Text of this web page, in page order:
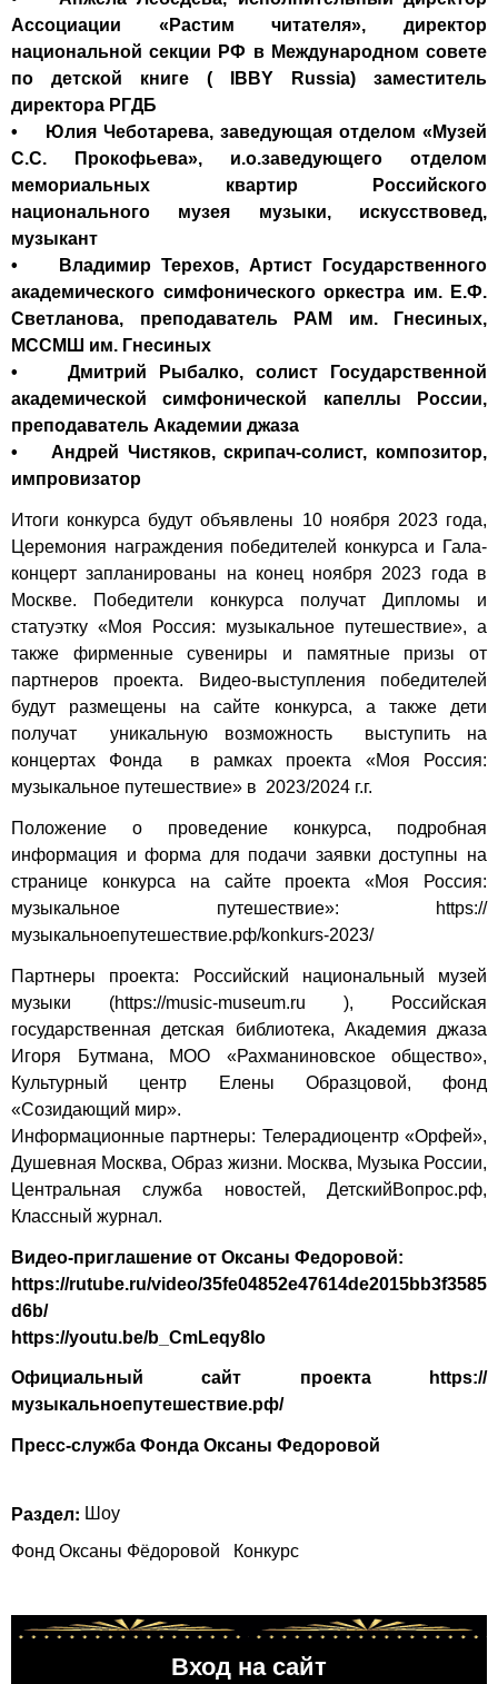
Ассоциации «Растим читателя», директор
национальной секции РФ в Международном совете
по детской книге ( IBBY Russia) заместитель
директора РГДБ
• Юлия Чеботарева, заведующая отделом «Музей
С.С. Прокофьева», и.о.заведующего отделом
мемориальных квартир Российского
национального музея музыки, искусствовед,
музыкант
• Владимир Терехов, Артист Государственного
академического симфонического оркестра им. Е.Ф.
Светланова, преподаватель РАМ им. Гнесиных,
МССМШ им. Гнесиных
• Дмитрий Рыбалко, солист Государственной
академической симфонической капеллы России,
преподаватель Академии джаза
• Андрей Чистяков, скрипач-солист, композитор,
импровизатор
Итоги конкурса будут объявлены 10 ноября 2023 года,
Церемония награждения победителей конкурса и Гала-
концерт запланированы на конец ноября 2023 года в
Москве. Победители конкурса получат Дипломы и
статуэтку «Моя Россия: музыкальное путешествие», а
также фирменные сувениры и памятные призы от
партнеров проекта. Видео-выступления победителей
будут размещены на сайте конкурса, а также дети
получат уникальную возможность выступить на
концертах Фонда в рамках проекта «Моя Россия:
музыкальное путешествие» в 2023/2024 г.г.
Положение о проведение конкурса, подробная
информация и форма для подачи заявки доступны на
странице конкурса на сайте проекта «Моя Россия:
музыкальное путешествие»: https://
музыкальноепутешествие.рф/konkurs-2023/
Партнеры проекта: Российский национальный музей
музыки (https://music-museum.ru ), Российская
государственная детская библиотека, Академия джаза
Игоря Бутмана, МОО «Рахманиновское общество»,
Культурный центр Елены Образцовой, фонд
«Созидающий мир».
Информационные партнеры: Телерадиоцентр «Орфей»,
Душевная Москва, Образ жизни. Москва, Музыка России,
Центральная служба новостей, ДетскийВопрос.рф,
Классный журнал.
Видео-приглашение от Оксаны Федоровой:
https://rutube.ru/video/35fe04852e47614de2015bb3f3585
d6b/
https://youtu.be/b_CmLeqy8lo
Официальный сайт проекта https://
музыкальноепутешествие.рф/
Пресс-служба Фонда Оксаны Федоровой
Раздел: Шоу
Фонд Оксаны Фёдоровой
Конкурс
Вход на сайт